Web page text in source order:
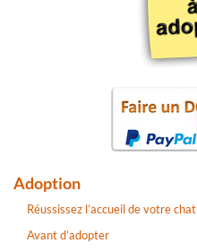
Adoption
Réussissez l’accueil de votre chat
Avant d’adopter